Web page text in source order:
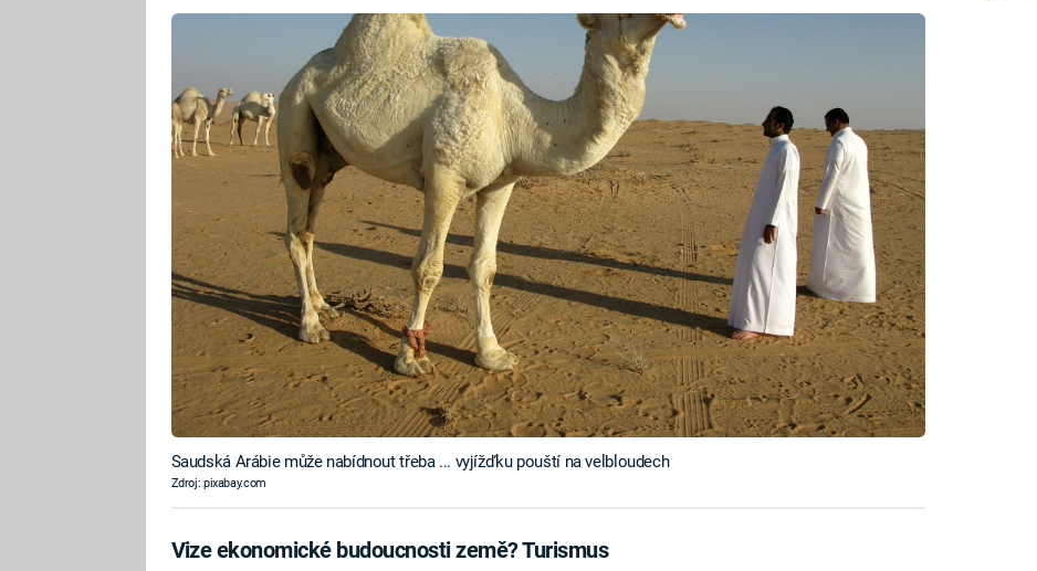
Saudská Arábie může nabídnout třeba ... vyjížďku pouští na velbloudech
Zdroj: pixabay.com
Vize ekonomické budoucnosti země? Turismus